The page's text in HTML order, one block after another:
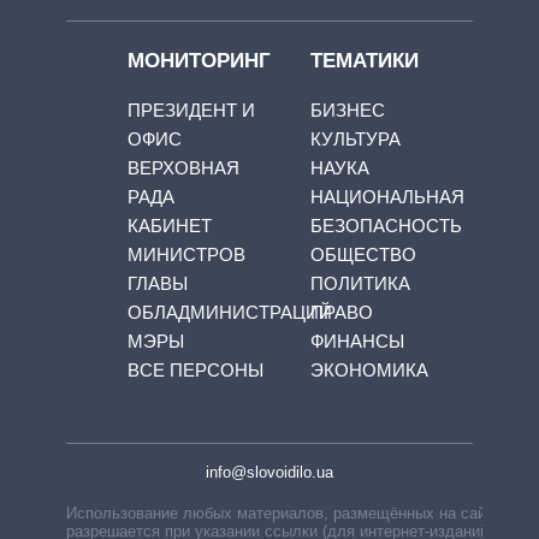
МОНИТОРИНГ
ПРЕЗИДЕНТ И
ОФИС
ВЕРХОВНАЯ
РАДА
КАБИНЕТ
МИНИСТРОВ
ГЛАВЫ
ОБЛАДМИНИСТРАЦИЙ
МЭРЫ
ВСЕ ПЕРСОНЫ
ТЕМАТИКИ
БИЗНЕС
КУЛЬТУРА
НАУКА
НАЦИОНАЛЬНАЯ
БЕЗОПАСНОСТЬ
ОБЩЕСТВО
ПОЛИТИКА
ПРАВО
ФИНАНСЫ
ЭКОНОМИКА
info@slovoidilo.ua
Использование любых материалов, размещённых на сайте,
разрешается при указании ссылки (для интернет-изданий —